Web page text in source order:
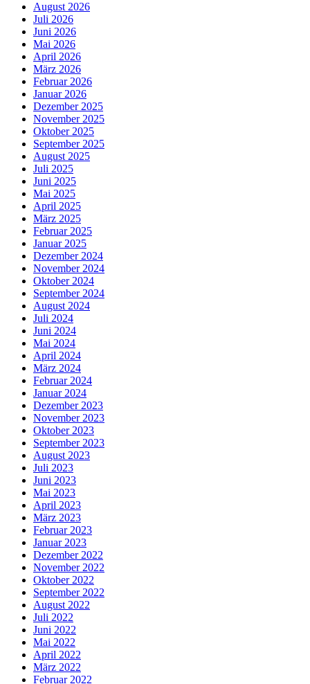
August 2026
Juli 2026
Juni 2026
Mai 2026
April 2026
März 2026
Februar 2026
Januar 2026
Dezember 2025
November 2025
Oktober 2025
September 2025
August 2025
Juli 2025
Juni 2025
Mai 2025
April 2025
März 2025
Februar 2025
Januar 2025
Dezember 2024
November 2024
Oktober 2024
September 2024
August 2024
Juli 2024
Juni 2024
Mai 2024
April 2024
März 2024
Februar 2024
Januar 2024
Dezember 2023
November 2023
Oktober 2023
September 2023
August 2023
Juli 2023
Juni 2023
Mai 2023
April 2023
März 2023
Februar 2023
Januar 2023
Dezember 2022
November 2022
Oktober 2022
September 2022
August 2022
Juli 2022
Juni 2022
Mai 2022
April 2022
März 2022
Februar 2022